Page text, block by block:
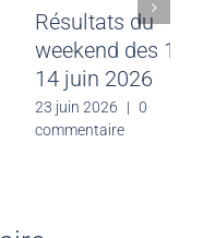
CJF Saint-
du 28 juin
juin 2026 | 0